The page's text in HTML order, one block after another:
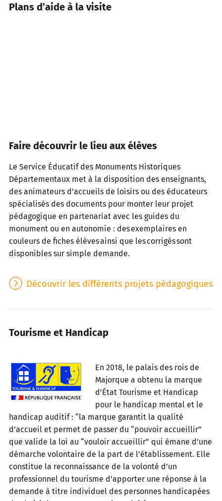
Plans d’aide à la visite
Faire découvrir le lieu aux élèves
Le Service Éducatif des Monuments Historiques
Départementaux met à la disposition des enseignants,
des animateurs d’accueils de loisirs ou des éducateurs
spécialisés des documents pour monter leur projet
pédagogique en partenariat avec les guides du
monument ou en autonomie : des exemplaires en
couleurs de fiches élèves ainsi que les corrigés sont
disponibles sur simple demande.
Découvrir les différents projets pédagogiques
Tourisme et Handicap
En 2018, le palais des rois de
Majorque a obtenu la marque
d’État Tourisme et Handicap
pour le handicap mental et le
handicap auditif : “la marque garantit la qualité
d’accueil et permet de passer du “pouvoir accueillir”
que valide la loi au “vouloir accueillir” qui émane d’une
démarche volontaire de la part de l’établissement. Elle
constitue la reconnaissance de la volonté d’un
professionnel du tourisme d’apporter une réponse à la
demande à titre individuel des personnes handicapées